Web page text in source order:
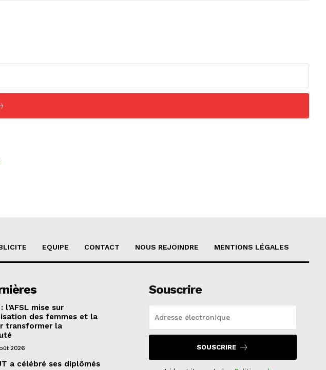
EQUIPE CONTACT NOUS REJOINDRE MENTIONS LÉGALES
l’AFSL mise sur
des femmes et la
transformer la
2026
a célébré ses diplômés
Souscrire
SOUSCRIRE